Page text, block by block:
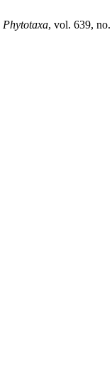
Phytotaxa, vol. 639,